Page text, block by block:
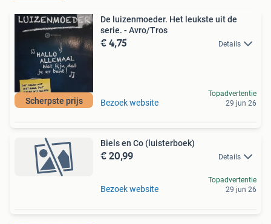
Scherpste prijs
De luizenmoeder. Het leukste uit de
serie. - Avro/Tros
€ 4,75 Details
Bezoek website
Topadvertentie
29 jun 26
Biels en Co (luisterboek)
€ 20,99 Details
Bezoek website
Topadvertentie
29 jun 26